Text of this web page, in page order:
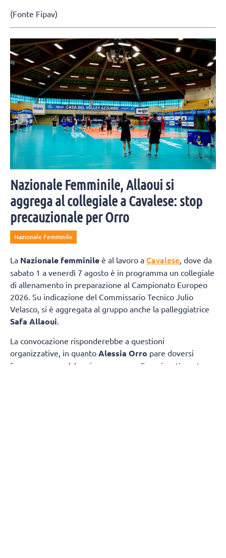
(Fonte Fipav)
Nazionale Femminile, Allaoui si
aggrega al collegiale a Cavalese: stop
precauzionale per Orro
Nazionale Femminile
La Nazionale femminile è al lavoro a Cavalese , dove da
sabato 1 a venerdì 7 agosto è in programma un collegiale
di allenamento in preparazione al Campionato Europeo
2026. Su indicazione del Commissario Tecnico Julio
Velasco, si è aggregata al gruppo anche la palleggiatrice
Safa Allaoui
La convocazione risponderebbe a questioni
organizzative, in quanto Alessia Orro pare doversi
fermare per qualche giorno a causa di un risentimento